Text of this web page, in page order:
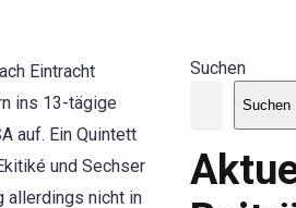
Eintracht
ins 13-tägige
auf. Ein Quintett
und Sechser
allerdings nicht in
Suchen
Suchen